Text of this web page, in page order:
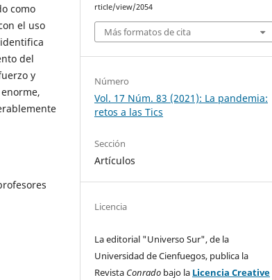
como
el uso
del
y
rticle/view/2054
Más formatos de cita
Número
Vol. 17 Núm. 83 (2021): La pandemia:
retos a las Tics
Sección
Artículos
Licencia
La editorial "Universo Sur", de la
Universidad de Cienfuegos, publica la
Revista Conrado bajo la Licencia Creative